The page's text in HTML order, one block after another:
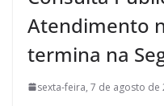
Atendimento
termina na
sexta-feira, 7 de agosto de